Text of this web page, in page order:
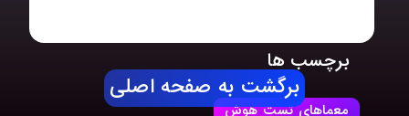
برچسب ها
معماهای تست هوش
برگشت به صفحه اصلی